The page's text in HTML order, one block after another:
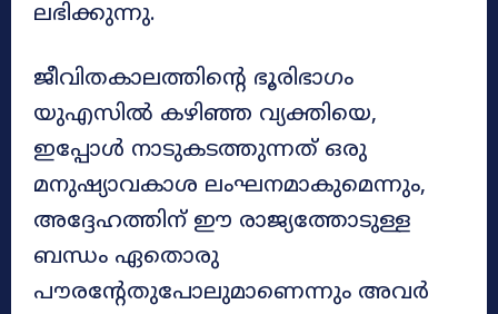
ലഭിക്കുന്നു.
ജീവിതകാലത്തിന്റെ ഭൂരിഭാഗം
യുഎസിൽ കഴിഞ്ഞ വ്യക്തിയെ,
ഇപ്പോൾ നാടുകടത്തുന്നത് ഒരു
മനുഷ്യാവകാശ ലംഘനമാകുമെന്നും,
അദ്ദേഹത്തിന് ഈ രാജ്യത്തോടുള്ള
ബന്ധം ഏതൊരു
പൗരന്റേതുപോലുമാണെന്നും അവർ